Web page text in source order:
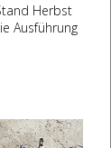
Herbst
Ausführung